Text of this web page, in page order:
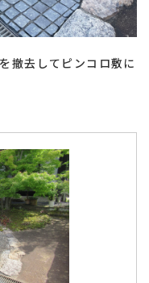
ローンについて
撤去してピンコロ敷に